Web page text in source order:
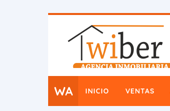
WA INICIO VENTAS